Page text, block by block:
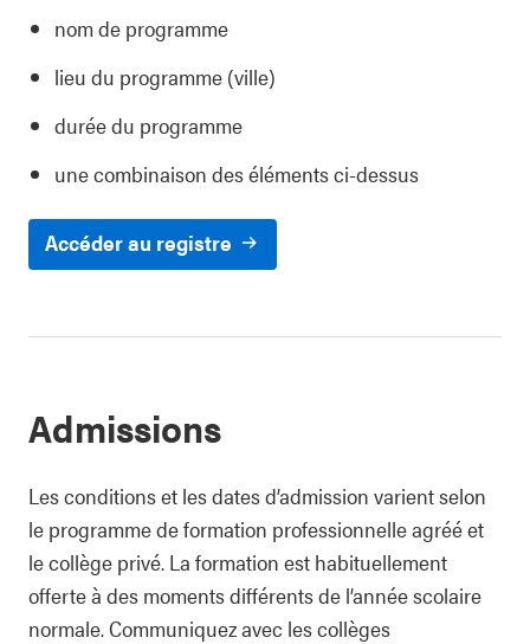
nom de programme
lieu du programme (ville)
durée du programme
une combinaison des éléments ci-dessus
Accéder au registre
Admissions
Les conditions et les dates d’admission varient selon
le programme de formation professionnelle agréé et
le collège privé. La formation est habituellement
offerte à des moments différents de l’année scolaire
normale. Communiquez avec les collèges